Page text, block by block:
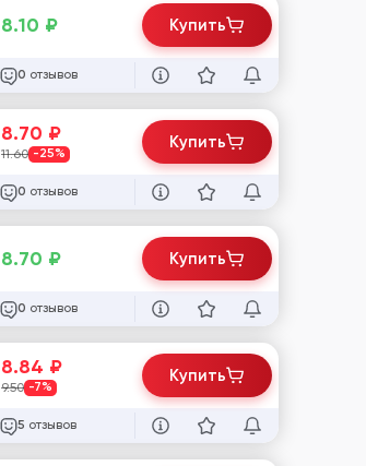
8.10 ₽
0 отзывов
Купить
8.70 ₽
11.60 -25%
0 отзывов
Купить
8.70 ₽
0 отзывов
Купить
8.84 ₽
9.50 -7%
5 отзывов
Купить